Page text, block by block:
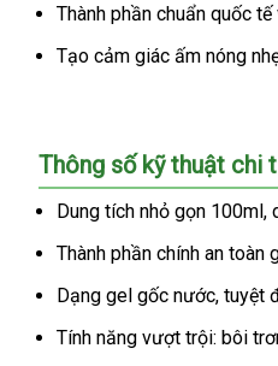
Warming
tăng
toàn
100ml
Thành phần chuẩn quốc
Tạo cảm giác ấm nóng
Gel
bôi
trơn
nóng
Warming
tăng
Thông số kỹ thuật chi
Dung tích nhỏ gọn 100ml,
Thành phần chính an
Dạng gel gốc nước, tuyệt
Tính năng vượt trội: bôi